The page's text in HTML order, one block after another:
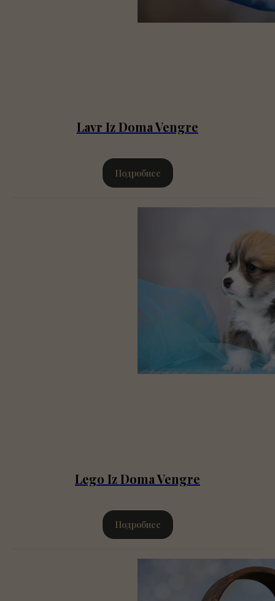
Lavr Iz Doma Vengre
Подробнее
Lego Iz Doma Vengre
Подробнее